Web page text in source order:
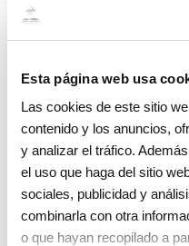
Esta página web usa
Las cookies de este sitio
contenido y los anuncios,
y analizar el tráfico.
el uso que haga del sitio
sociales, publicidad y
combinarla con otra
o que hayan recopilado a
paciente.
materiales con
crecimiento
un poco de sangre
intervención,
centrifugadoras
conseguimos